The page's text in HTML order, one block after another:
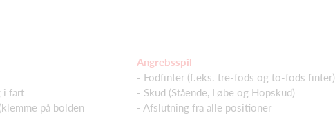
i fart
på bolden
Angrebsspil
- Fodfinter (f.eks. tre-fods og to-fods finter)
- Skud (Stående, Løbe og Hopskud)
- Afslutning fra alle positioner